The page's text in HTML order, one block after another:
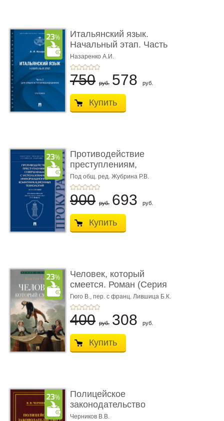
Итальянский язык.
Начальный этап. Часть
2. Учеб� ...
Назаренко А.И.
750 руб. 578 руб.
Купить
Противодействие
преступлениям,
совершаемым с ...
Под общ. ред. Жубрина Р.В.
900 руб. 693 руб.
Купить
Человек, который
смеется. Роман (Серия
«Роман с ...
Гюго В., пер. с франц. Лившица Б.К.
400 руб. 308 руб.
Купить
Полицейское
законодательство
России: вчера, с� ...
Черников В.В.